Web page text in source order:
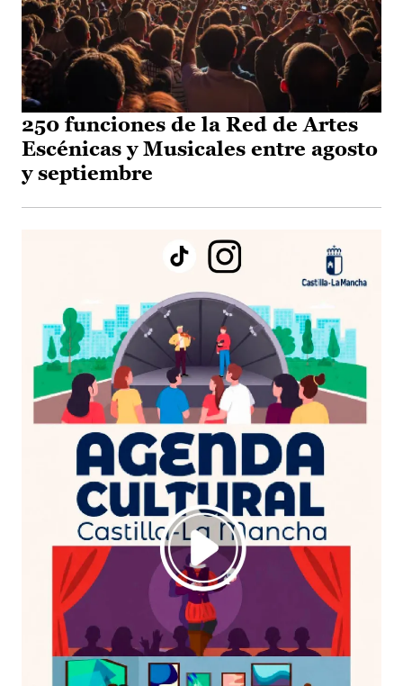
250 funciones de la Red de Artes
Escénicas y Musicales entre agosto
y septiembre